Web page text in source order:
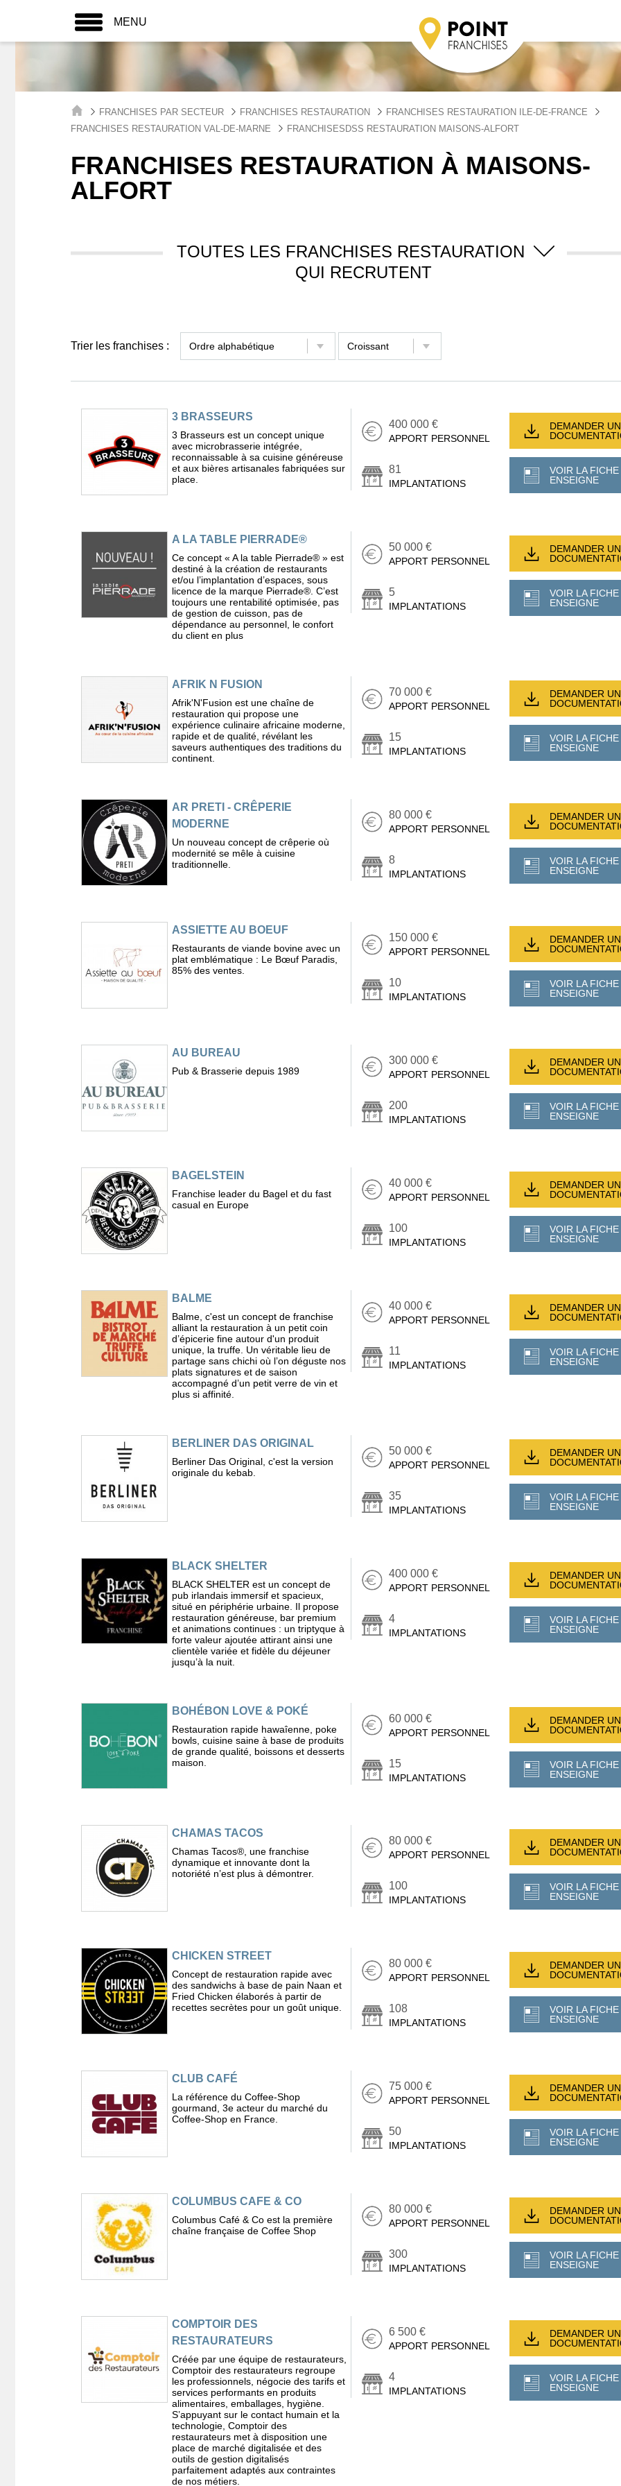
MENU
FRANCHISES PAR SECTEUR FRANCHISES RESTAURATION
FRANCHISES RESTAURATION ILE-DE-FRANCE
FRANCHISES RESTAURATION VAL-DE-MARNE
FRANCHISESDSS RESTAURATION MAISONS-ALFORT
FRANCHISES RESTAURATION À MAISONS-
ALFORT
TOUTES LES FRANCHISES RESTAURATION
QUI RECRUTENT
Trier les franchises :
3 BRASSEURS
3 Brasseurs est un concept unique
avec microbrasserie intégrée,
reconnaissable à sa cuisine généreuse
et aux bières artisanales fabriquées sur
place.
400 000 €
APPORT PERSONNEL
81
IMPLANTATIONS
DEMANDER
VOIR LA FICHE
ENSEIGNE
A LA TABLE PIERRADE®
Ce concept « A la table Pierrade® » est
destiné à la création de restaurants
et/ou l’implantation d’espaces, sous
licence de la marque Pierrade®. C’est
toujours une rentabilité optimisée, pas
de gestion de cuisson, pas de
dépendance au personnel, le confort
du client en plus
50 000 €
APPORT PERSONNEL
5
IMPLANTATIONS
DEMANDER
VOIR LA FICHE
ENSEIGNE
AFRIK N FUSION
Afrik'N'Fusion est une chaîne de
restauration qui propose une
expérience culinaire africaine moderne,
rapide et de qualité, révélant les
saveurs authentiques des traditions du
continent.
70 000 €
APPORT PERSONNEL
15
IMPLANTATIONS
DEMANDER
VOIR LA FICHE
ENSEIGNE
AR PRETI - CRÊPERIE
MODERNE
Un nouveau concept de crêperie où
modernité se mêle à cuisine
traditionnelle.
80 000 €
APPORT PERSONNEL
8
IMPLANTATIONS
DEMANDER
VOIR LA FICHE
ENSEIGNE
ASSIETTE AU BOEUF
Restaurants de viande bovine avec un
plat emblématique : Le Bœuf Paradis,
85% des ventes.
150 000 €
APPORT PERSONNEL
10
IMPLANTATIONS
DEMANDER
VOIR LA FICHE
ENSEIGNE
AU BUREAU
Pub & Brasserie depuis 1989
300 000 €
APPORT PERSONNEL
200
IMPLANTATIONS
DEMANDER
VOIR LA FICHE
ENSEIGNE
BAGELSTEIN
Franchise leader du Bagel et du fast
casual en Europe
40 000 €
APPORT PERSONNEL
100
IMPLANTATIONS
DEMANDER
VOIR LA FICHE
ENSEIGNE
BALME
Balme, c'est un concept de franchise
alliant la restauration à un petit coin
d’épicerie fine autour d'un produit
unique, la truffe. Un véritable lieu de
partage sans chichi où l’on déguste nos
plats signatures et de saison
accompagné d’un petit verre de vin et
plus si affinité.
40 000 €
APPORT PERSONNEL
11
IMPLANTATIONS
DEMANDER
VOIR LA FICHE
ENSEIGNE
BERLINER DAS ORIGINAL
Berliner Das Original, c'est la version
originale du kebab.
50 000 €
APPORT PERSONNEL
35
IMPLANTATIONS
DEMANDER
VOIR LA FICHE
ENSEIGNE
BLACK SHELTER
BLACK SHELTER est un concept de
pub irlandais immersif et spacieux,
situé en périphérie urbaine. Il propose
restauration généreuse, bar premium
et animations continues : un triptyque à
forte valeur ajoutée attirant ainsi une
clientèle variée et fidèle du déjeuner
jusqu’à la nuit.
400 000 €
APPORT PERSONNEL
4
IMPLANTATIONS
DEMANDER
VOIR LA FICHE
ENSEIGNE
BOHÉBON LOVE & POKÉ
Restauration rapide hawaîenne, poke
bowls, cuisine saine à base de produits
de grande qualité, boissons et desserts
maison.
60 000 €
APPORT PERSONNEL
15
IMPLANTATIONS
DEMANDER
VOIR LA FICHE
ENSEIGNE
CHAMAS TACOS
Chamas Tacos®️, une franchise
dynamique et innovante dont la
notoriété n’est plus à démontrer.
80 000 €
APPORT PERSONNEL
100
IMPLANTATIONS
DEMANDER
VOIR LA FICHE
ENSEIGNE
CHICKEN STREET
Concept de restauration rapide avec
des sandwichs à base de pain Naan et
Fried Chicken élaborés à partir de
recettes secrètes pour un goût unique.
80 000 €
APPORT PERSONNEL
108
IMPLANTATIONS
DEMANDER
VOIR LA FICHE
ENSEIGNE
CLUB CAFÉ
La référence du Coffee-Shop
gourmand, 3e acteur du marché du
Coffee-Shop en France.
75 000 €
APPORT PERSONNEL
50
IMPLANTATIONS
DEMANDER
VOIR LA FICHE
ENSEIGNE
COLUMBUS CAFE & CO
Columbus Café & Co est la première
chaîne française de Coffee Shop
80 000 €
APPORT PERSONNEL
300
IMPLANTATIONS
DEMANDER
VOIR LA FICHE
ENSEIGNE
COMPTOIR DES
RESTAURATEURS
Créée par une équipe de restaurateurs,
Comptoir des restaurateurs regroupe
les professionnels, négocie des tarifs et
services performants en produits
alimentaires, emballages, hygiène.
S’appuyant sur le contact humain et la
technologie, Comptoir des
restaurateurs met à disposition une
place de marché digitalisée et des
outils de gestion digitalisés
parfaitement adaptés aux contraintes
de nos métiers.
6 500 €
APPORT PERSONNEL
4
IMPLANTATIONS
DEMANDER
VOIR LA FICHE
ENSEIGNE